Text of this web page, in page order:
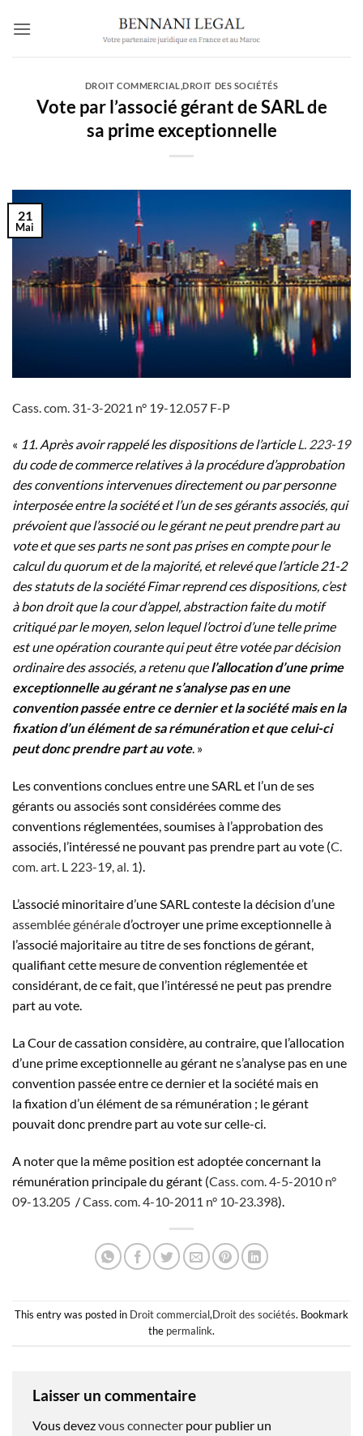
DROIT COMMERCIAL ,DROIT DES SOCIÉTÉS
Vote par l’associé gérant de SARL de
sa prime exceptionnelle
21
Mai
Cass. com. 31-3-2021 n° 19-12.057 F-P
« 11. Après avoir rappelé les dispositions de l’articleL. 223-19
du code de commerce relatives à la procédure d’approbation
des conventions intervenues directement ou par personne
interposée entre la société et l’un de ses gérants associés, qui
prévoient que l’associé ou le gérant ne peut prendre part au
vote et que ses parts ne sont pas prises en compte pour le
calcul du quorum et de la majorité, et relevé que l’article 21-2
des statuts de la société Fimar reprend ces dispositions, c’est
à bon droit que la cour d’appel, abstraction faite du motif
critiqué par le moyen, selon lequel l’octroi d’une telle prime
est une opération courante qui peut être votée par décision
ordinaire des associés, a retenu quel’allocation d’une prime
exceptionnelle au gérant ne s’analyse pas en une
convention passée entre ce dernier et la société mais en la
fixation d’un élément de sa rémunération et que celui-ci
peut donc prendre part au vote. »
Les conventions conclues entre une SARL et l’un de ses
gérants ou associés sont considérées comme des
conventions réglementées, soumises à l’approbation des
associés, l’intéressé ne pouvant pas prendre part au vote (C.
com. art. L 223-19, al. 1).
L’associé minoritaire d’une SARL conteste la décision d’une
assemblée généraled’octroyer une prime exceptionnelle à
l’associé majoritaire au titre de ses fonctions de gérant,
qualifiant cette mesure de convention réglementée et
considérant, de ce fait, que l’intéressé ne peut pas prendre
part au vote.
La Cour de cassation considère, au contraire, que l’allocation
d’une prime exceptionnelle au gérant ne s’analyse pas en une
convention passée entre ce dernier et la société mais en
la fixation d’un élément de sa rémunération ; le gérant
pouvait donc prendre part au vote sur celle-ci.
A noter que la même position est adoptée concernant la
rémunération principale du gérant (Cass. com. 4-5-2010 n°
09-13.205 /Cass. com. 4-10-2011 n° 10-23.398).
This entry was posted in Droit commercial,Droit des sociétés. Bookmark
the permalink.
Laisser un commentaire
Vous devezvous connecter pour publier un